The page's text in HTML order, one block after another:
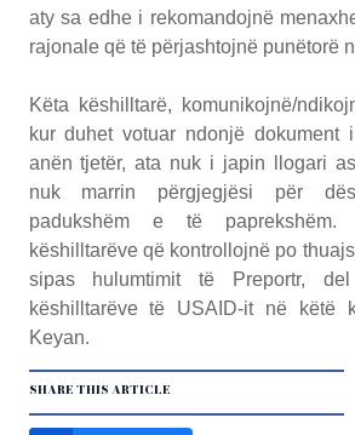
aty sa edhe i rekomandojnë
rajonale që të përjashtojnë punëtorë
Këta këshilltarë, komunikojnë/
kur duhet votuar ndonjë dokument
anën tjetër, ata nuk i japin llogari
nuk marrin përgjegjësi për
padukshëm e të
këshilltarëve që kontrollojnë po
sipas hulumtimit të Preportr,
këshilltarëve të USAID-it në këtë
Keyan.
SHARE THIS ARTICLE